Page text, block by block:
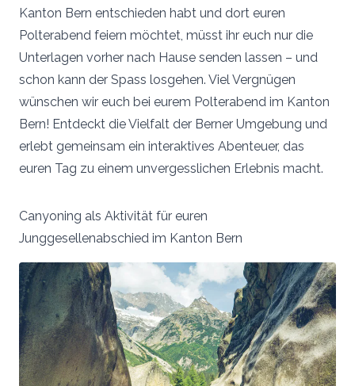
Kanton Bern entschieden habt und dort euren
Polterabend feiern möchtet, müsst ihr euch nur die
Unterlagen vorher nach Hause senden lassen – und
schon kann der Spass losgehen. Viel Vergnügen
wünschen wir euch bei eurem Polterabend im Kanton
Bern! Entdeckt die Vielfalt der Berner Umgebung und
erlebt gemeinsam ein interaktives Abenteuer, das
euren Tag zu einem unvergesslichen Erlebnis macht.
Canyoning als Aktivität für euren
Junggesellenabschied im Kanton Bern